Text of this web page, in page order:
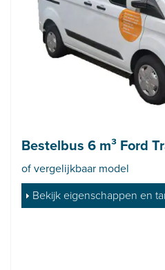
Bestelbus 6 m³ Ford
of vergelijkbaar model
Bekijk eigenschappen en